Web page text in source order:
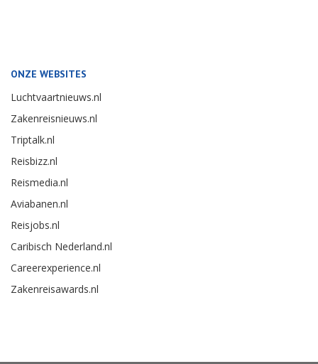
ONZE WEBSITES
Luchtvaartnieuws.nl
Zakenreisnieuws.nl
Triptalk.nl
Reisbizz.nl
Reismedia.nl
Aviabanen.nl
Reisjobs.nl
Caribisch Nederland.nl
Careerexperience.nl
Zakenreisawards.nl